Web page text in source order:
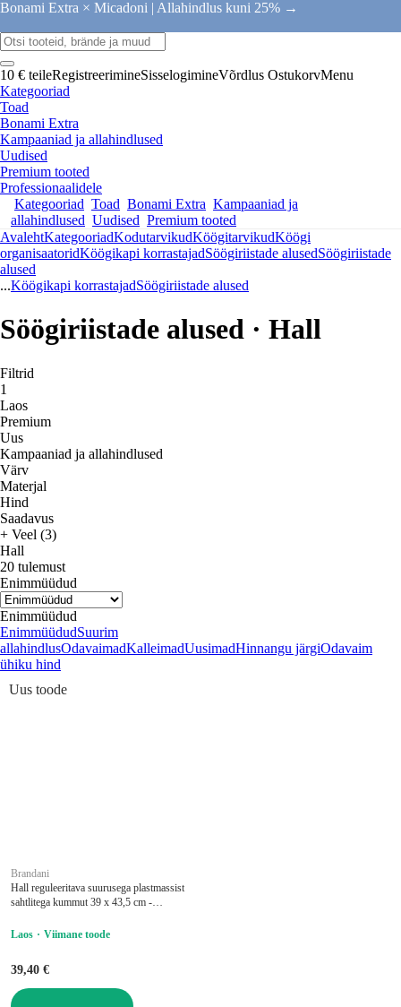
Bonami Extra × Micadoni | Allahindlus kuni 25% →
10 € teileRegistreerimineSisselogimineVõrdlus OstukorvMenu
Kategooriad
Toad
Bonami Extra
Kampaaniad ja allahindlused
Uudised
Premium tooted
Professionaalidele
Kategooriad Toad Bonami Extra Kampaaniad ja
allahindlused Uudised Premium tooted
AvalehtKategooriadKodutarvikudKöögitarvikudKöögi
organisaatoridKöögikapi korrastajadSöögiriistade alusedSöögiriistade
alused
...Köögikapi korrastajadSöögiriistade alused
Söögiriistade alused · Hall
Filtrid
1
Laos
Premium
Uus
Kampaaniad ja allahindlused
Värv
Materjal
Hind
Saadavus
+ Veel (3)
Hall
20 tulemust
Enimmüüdud
Enimmüüdud
EnimmüüdudSuurim
allahindlusOdavaimadKalleimadUusimadHinnangu järgiOdavaim
ühiku hind
Uus toode
Brandani
Hall reguleeritava suurusega plastmassist
sahtlitega kummut 39 x 43,5 cm -
Laos
Viimane toode
39,40 €